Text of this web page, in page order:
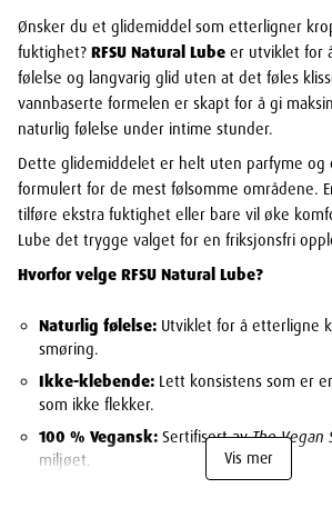
Ønsker du et glidemiddel som etterligner
fuktighet? RFSU Natural Lube er utviklet for
følelse og langvarig glid uten at det føles
vannbaserte formelen er skapt for å gi
naturlig følelse under intime stunder.
Dette glidemiddelet er helt uten parfyme og
formulert for de mest følsomme områdene.
tilføre ekstra fuktighet eller bare vil øke
Lube det trygge valget for en friksjonsfri
Hvorfor velge RFSU Natural Lube?
Naturlig følelse: Utviklet for å etterligne
smøring.
Ikke-klebende: Lett konsistens som er
som ikke flekker.
100 % Vegansk: Sertifisert avThe Vegan
miljøet.
Vis mer